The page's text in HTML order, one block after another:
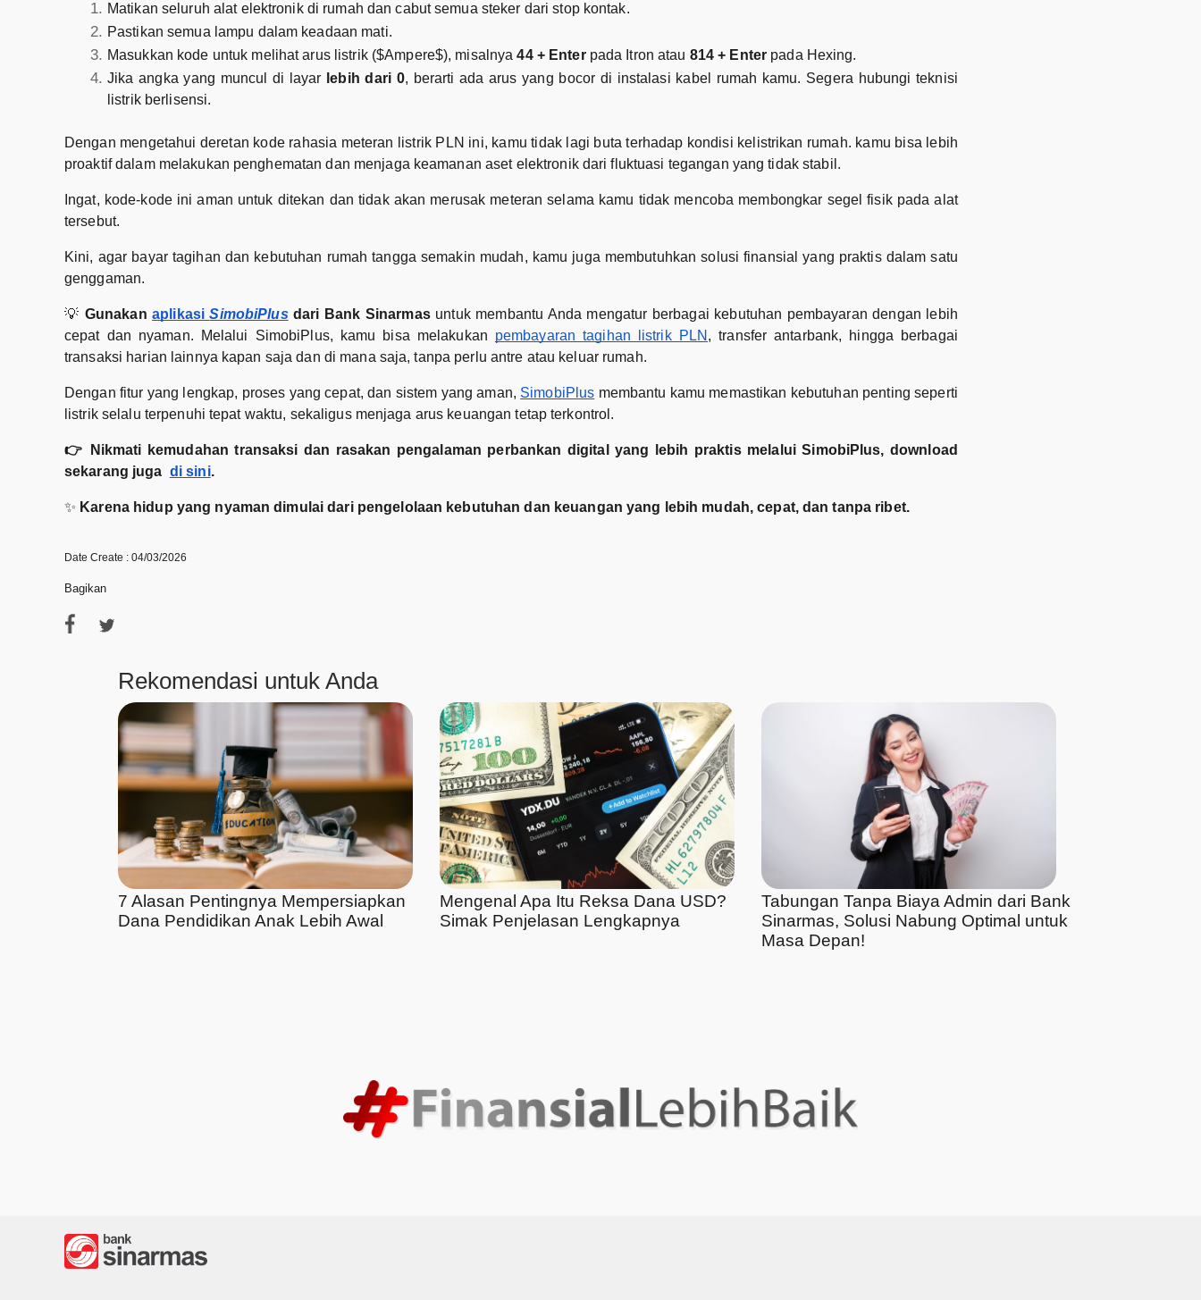
Matikan seluruh alat elektronik di rumah dan cabut semua steker dari stop kontak.
Pastikan semua lampu dalam keadaan mati.
Masukkan kode untuk melihat arus listrik ($Ampere$), misalnya44 + Enterpada Itron atau 814 + Enter pada Hexing.
Jika angka yang muncul di layar lebih dari 0, berarti ada arus yang bocor di instalasi kabel rumah kamu. Segera hubungi teknisi
listrik berlisensi.
Dengan mengetahui deretan kode rahasia meteran listrik PLN ini, kamu tidak lagi buta terhadap kondisi kelistrikan rumah. kamu bisa lebih
proaktif dalam melakukan penghematan dan menjaga keamanan aset elektronik dari fluktuasi tegangan yang tidak stabil.
Ingat, kode-kode ini aman untuk ditekan dan tidak akan merusak meteran selama kamu tidak mencoba membongkar segel fisik pada alat
tersebut.
Kini, agar bayar tagihan dan kebutuhan rumah tangga semakin mudah, kamu juga membutuhkan solusi finansial yang praktis dalam satu
genggaman.
💡 GunakanaplikasiSimobiPlusdari Bank Sinarmasuntuk membantu Anda mengatur berbagai kebutuhan pembayaran dengan lebih
cepat dan nyaman. Melalui SimobiPlus, kamu bisa melakukan pembayaran tagihan listrik PLN , transfer antarbank, hingga berbagai
transaksi harian lainnya kapan saja dan di mana saja, tanpa perlu antre atau keluar rumah.
Dengan fitur yang lengkap, proses yang cepat, dan sistem yang aman, SimobiPlus membantu kamu memastikan kebutuhan penting seperti
listrik selalu terpenuhi tepat waktu, sekaligus menjaga arus keuangan tetap terkontrol.
👉 Nikmati kemudahan transaksi dan rasakan pengalaman perbankan digital yang lebih praktis melalui SimobiPlus, download
sekarang juga di sini.
✨ Karena hidup yang nyaman dimulai dari pengelolaan kebutuhan dan keuangan yang lebih mudah, cepat, dan tanpa ribet.
Date Create : 04/03/2026
Bagikan
Rekomendasi untuk Anda
7 Alasan Pentingnya Mempersiapkan
Dana Pendidikan Anak Lebih Awal
Mengenal Apa Itu Reksa Dana USD?
Simak Penjelasan Lengkapnya
Tabungan Tanpa Biaya Admin dari Bank
Sinarmas, Solusi Nabung Optimal untuk
Masa Depan!